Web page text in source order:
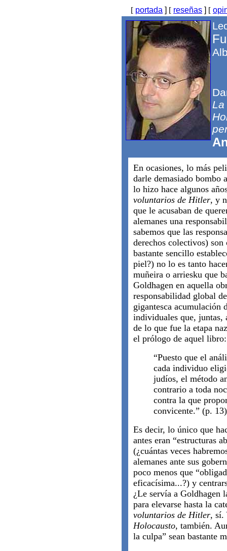
[ portada ] [ reseñas ] [
En ocasiones, lo más
darle demasiado bombo
lo hizo hace algunos
voluntarios de Hitler, y
que le acusaban de
alemanes una
sabemos que las
derechos colectivos)
bastante sencillo
piel?) no lo es tanto
muñeira o arriesku que
Goldhagen en aquella
responsabilidad global
gigantesca acumulación
individuales que, juntas,
de lo que fue la etapa
el prólogo de aquel libro:
“Puesto que el
cada individuo
judíos, el método
contrario a toda
contra la que
convicente.” (p.
Es decir, lo único que
antes eran “estructuras
(¿cuántas veces
alemanes ante sus
poco menos que
eficacísima...?) y
¿Le servía a Goldhagen
para elevarse hasta la
voluntarios de Hitler, sí.
Holocausto, también.
la culpa” sean bastante